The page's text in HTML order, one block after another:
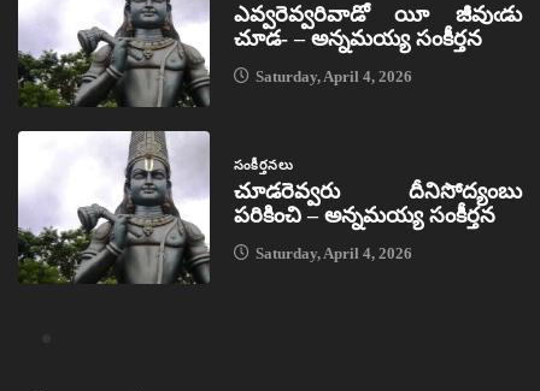
ఎవ్వరెవ్వరివాడో యీ జీవుఁడు
చూడ- – అన్నమయ్య సంకీర్తన
Saturday, April 4, 2026
సంకీర్తనలు
చూడరెవ్వరు దీనిసోద్యంబు
పరికించి – అన్నమయ్య సంకీర్తన
Saturday, April 4, 2026